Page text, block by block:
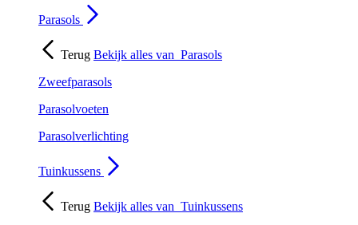
Parasols
Terug Bekijk alles van Parasols
Zweefparasols
Parasolvoeten
Parasolverlichting
Tuinkussens
Terug Bekijk alles van Tuinkussens